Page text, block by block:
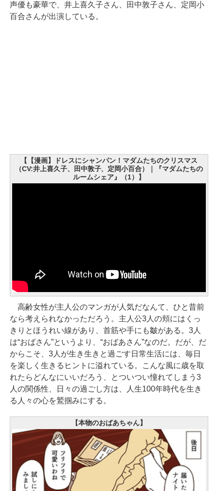
声優も豪華で、井上喜久子さん、田中敦子さん、定岡小
百合さんが出演している。
【【漫画】ドレスにシャンパン！マダムたちのクリスマス
（CV:井上喜久子、田中敦子、定岡小百合）｜『マダムたちの
ルームシェア』（1）】
高齢女性が主人公のマンガが人気だなんて、ひと昔前
なら考えられなかっただろう。主人公3人の頬にはくっ
きりとほうれい線があり、首筋や手にも皺がある。3人
は“おばさん”というより、“おばあさん”なのだ。だが、だ
からこそ、3人が生き生きと過ごす日常生活には、毎日
を楽しく生きるヒントに溢れている。こんな風に歳を取
れたらどんなにいいだろう、とついつい憧れてしまう3
人の関係性、日々の過ごし方は、人生100年時代を生き
る人々の心を鷲掴みにする。
【本物のおばあちゃん】